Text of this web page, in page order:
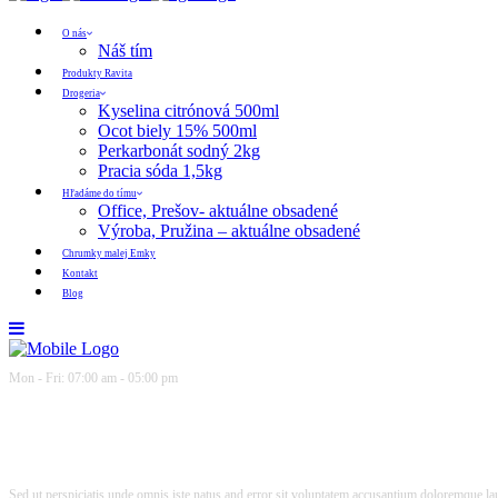
O nás
Náš tím
Produkty Ravita
Drogeria
Kyselina citrónová 500ml
Ocot biely 15% 500ml
Perkarbonát sodný 2kg
Pracia sóda 1,5kg
Hľadáme do tímu
Office, Prešov- aktuálne obsadené
Výroba, Pružina – aktuálne obsadené
Chrumky malej Emky
Kontakt
Blog
Mon - Fri: 07:00 am - 05:00 pm
Sed ut perspiciatis unde omnis iste natus and error sit voluptatem accusantium doloremque